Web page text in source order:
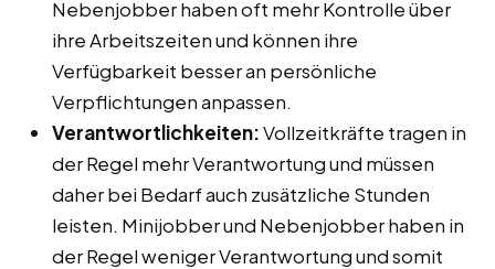
Nebenjobber haben oft mehr Kontrolle über
ihre Arbeitszeiten und können ihre
Verfügbarkeit besser an persönliche
Verpflichtungen anpassen.
Verantwortlichkeiten:Vollzeitkräfte tragen in
der Regel mehr Verantwortung und müssen
daher bei Bedarf auch zusätzliche Stunden
leisten. Minijobber und Nebenjobber haben in
der Regel weniger Verantwortung und somit